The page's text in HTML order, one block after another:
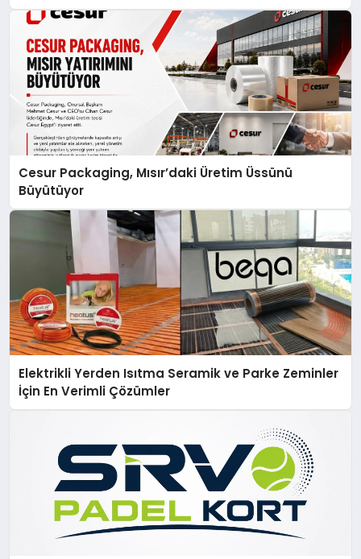
Cesur Packaging, Mısır’daki Üretim Üssünü
Büyütüyor
Elektrikli Yerden Isıtma Seramik ve Parke Zeminler
İçin En Verimli Çözümler